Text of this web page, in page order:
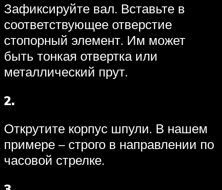
Зафиксируйте вал. Вставьте в
соответствующее отверстие
стопорный элемент. Им может
быть тонкая отвертка или
металлический прут.
2.
Открутите корпус шпули. В нашем
примере – строго в направлении по
часовой стрелке.